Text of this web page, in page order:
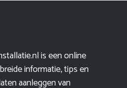
is een online
informatie, tips en
aanleggen van